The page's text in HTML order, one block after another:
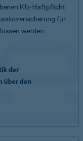
Kfz-Haftpflicht
für
werden.
der
über den